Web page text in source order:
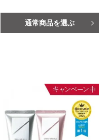
通常商品を選ぶ